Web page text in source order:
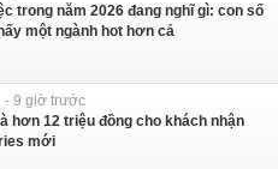
trong năm 2026 đang nghĩ gì: con số
một ngành hot hơn cả
- 9 giờ trước
hơn 12 triệu đồng cho khách nhận
mới